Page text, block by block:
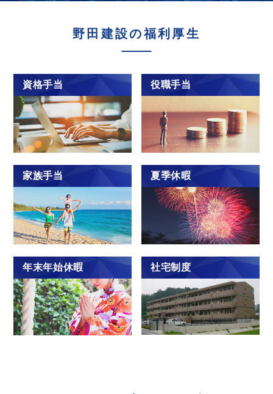
野田建設の福利厚生
資格手当 役職手当
家族手当 夏季休暇
年末年始休暇 社宅制度